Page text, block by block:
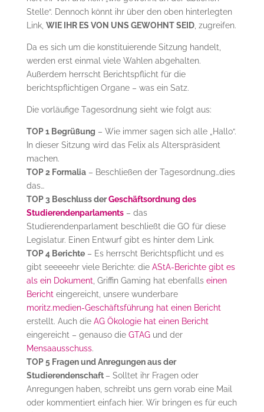
Stelle“. Dennoch könnt ihr über den oben hinterlegten
Link, WIE IHR ES VON UNS GEWOHNT SEID, zugreifen.
Da es sich um die konstituierende Sitzung handelt,
werden erst einmal viele Wahlen abgehalten.
Außerdem herrscht Berichtspflicht für die
berichtspflichtigen Organe – was ein Satz.
Die vorläufige Tagesordnung sieht wie folgt aus:
TOP 1 Begrüßung – Wie immer sagen sich alle „Hallo“.
In dieser Sitzung wird das Felix als Alterspräsident
machen.
TOP 2 Formalia– Beschließen der Tagesordnung…dies
das…
TOP 3 Beschluss derGeschäftsordnung des
Studierendenparlaments– das
Studierendenparlament beschließt die GO für diese
Legislatur. Einen Entwurf gibt es hinter dem Link.
TOP 4 Berichte– Es herrscht Berichtspflicht und es
gibt seeeeehr viele Berichte: die AStA-Berichte gibt es
als ein Dokument , Griffin Gaming hat ebenfalls einen
Bericht eingereicht, unsere wunderbare
moritz.medien-Geschäftsführung hat einen Bericht
erstellt. Auch die AG Ökologie hat einen Bericht
eingereicht – genauso die GTAGund der
Mensaausschuss.
TOP 5 Fragen und Anregungen aus der
Studierendenschaft – Solltet ihr Fragen oder
Anregungen haben, schreibt uns gern vorab eine Mail
oder kommentiert einfach hier. Wir bringen es für euch